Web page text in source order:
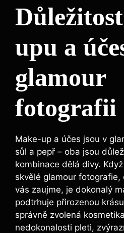
upu a
glamour
fotografii
Make-up a účes jsou v
sůl a pepř – oba jsou
kombinace dělá divy.
skvělé glamour
vás zaujme, je dokonalý
podtrhuje přirozenou
správně zvolená
nedokonalosti pleti,